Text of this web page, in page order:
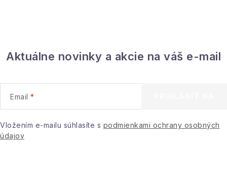
Aktuálne novinky a akcie na váš e-mail
Email
Vložením e-mailu súhlasíte s podmienkami ochrany osobných
údajov